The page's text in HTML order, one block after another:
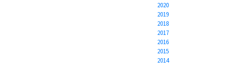
2020
2019
2018
2017
2016
2015
2014